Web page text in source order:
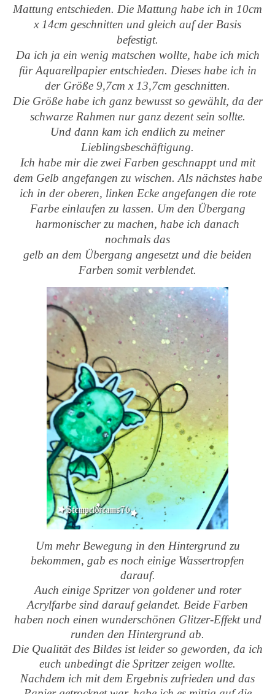
Mattung entschieden. Die Mattung habe ich in 10cm
x 14cm geschnitten und gleich auf der Basis
befestigt.
Da ich ja ein wenig matschen wollte, habe ich mich
für Aquarellpapier entschieden. Dieses habe ich in
der Größe 9,7cm x 13,7cm geschnitten.
Die Größe habe ich ganz bewusst so gewählt, da der
schwarze Rahmen nur ganz dezent sein sollte.
Und dann kam ich endlich zu meiner
Lieblingsbeschäftigung.
Ich habe mir die zwei Farben geschnappt und mit
dem Gelb angefangen zu wischen. Als nächstes habe
ich in der oberen, linken Ecke angefangen die rote
Farbe einlaufen zu lassen. Um den Übergang
harmonischer zu machen, habe ich danach
nochmals das
gelb an dem Übergang angesetzt und die beiden
Farben somit verblendet.
Um mehr Bewegung in den Hintergrund zu
bekommen, gab es noch einige Wassertropfen
darauf.
Auch einige Spritzer von goldener und roter
Acrylfarbe sind darauf gelandet. Beide Farben
haben noch einen wunderschönen Glitzer-Effekt und
runden den Hintergrund ab.
Die Qualität des Bildes ist leider so geworden, da ich
euch unbedingt die Spritzer zeigen wollte.
Nachdem ich mit dem Ergebnis zufrieden und das